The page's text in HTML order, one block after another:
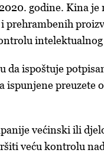
godine. Kina je
prehrambenih
da ispoštuje
preuzete
većinski ili
veću kontrolu